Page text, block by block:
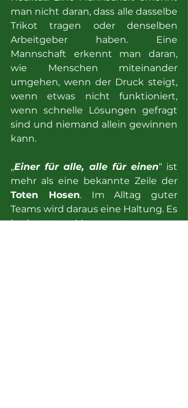
man nicht daran, dass alle dasselbe
Trikot tragen oder denselben
Arbeitgeber haben. Eine
Mannschaft erkennt man daran,
wie Menschen miteinander
umgehen, wenn der Druck steigt,
wenn etwas nicht funktioniert,
wenn schnelle Lösungen gefragt
sind und niemand allein gewinnen
kann.
„Einer für alle, alle für einen“ ist
Toten Hosen. Im Alltag guter
Teams wird daraus eine Haltung. Es
bedeutet, Verantwortung zu